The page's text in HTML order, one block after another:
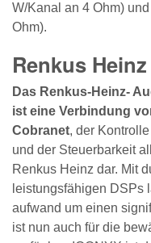
W/Kanal an 4 Ohm)
Ohm).
Renkus Heinz
Das Renkus-Heinz-
ist eine Verbindung
Cobranet, der
und der Steuerbarkeit
Renkus Heinz dar. Mit
leistungsfähigen DSPs
aufwand um einen
ist nun auch für die